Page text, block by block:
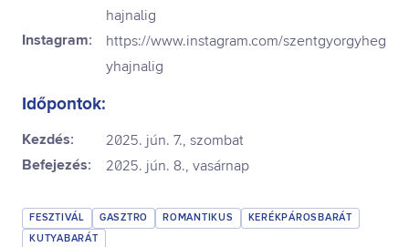
hajnalig
Instagram:
https://www.instagram.com/szentgyorgyheg
yhajnalig
Időpontok:
Kezdés: 2025. jún. 7., szombat
Befejezés: 2025. jún. 8., vasárnap
FESZTIVÁL GASZTRO ROMANTIKUS
KERÉKPÁROSBARÁT
KUTYABARÁT